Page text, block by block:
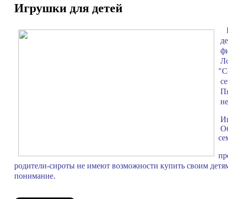
Игрушки для детей
родители-сироты не имеют возможности купить своим
понимание.